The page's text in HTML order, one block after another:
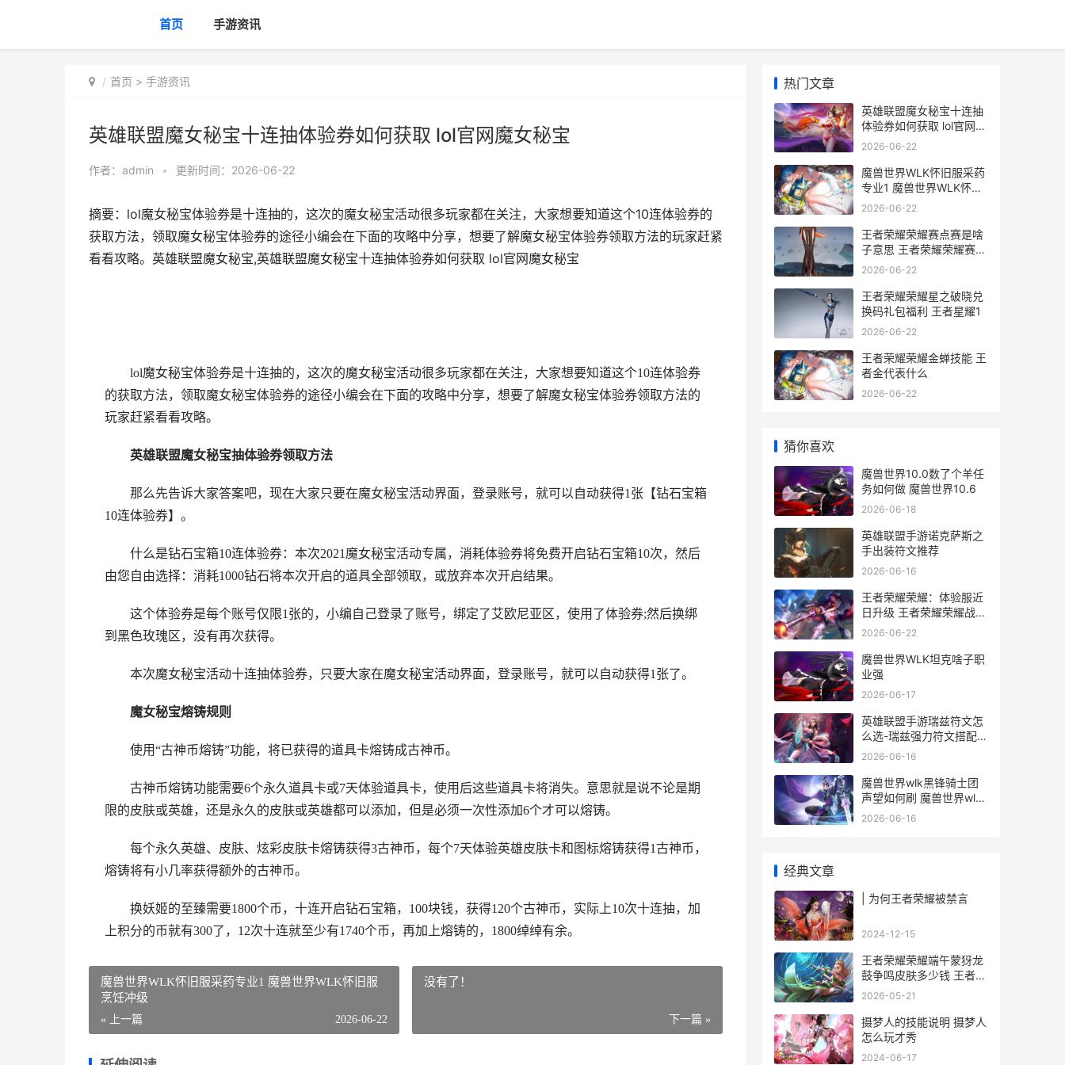
首页 手游资讯
首页 > 手游资讯
英雄联盟魔女秘宝十连抽体验券如何获取 lol官网魔女秘宝
作者： admin • 更新时间：2026-06-22
摘要：lol魔女秘宝体验券是十连抽的，这次的魔女秘宝活动很多玩家都在关注，大家想要知道这个10连体验券的
获取方法，领取魔女秘宝体验券的途径小编会在下面的攻略中分享，想要了解魔女秘宝体验券领取方法的玩家赶紧
看看攻略。英雄联盟魔女秘宝,英雄联盟魔女秘宝十连抽体验券如何获取 lol官网魔女秘宝
lol魔女秘宝体验券是十连抽的，这次的魔女秘宝活动很多玩家都在关注，大家想要知道这个10连体验券
的获取方法，领取魔女秘宝体验券的途径小编会在下面的攻略中分享，想要了解魔女秘宝体验券领取方法的
玩家赶紧看看攻略。
英雄联盟魔女秘宝抽体验券领取方法
那么先告诉大家答案吧，现在大家只要在魔女秘宝活动界面，登录账号，就可以自动获得1张【钻石宝箱
10连体验券】。
什么是钻石宝箱10连体验券：本次2021魔女秘宝活动专属，消耗体验券将免费开启钻石宝箱10次，然后
由您自由选择：消耗1000钻石将本次开启的道具全部领取，或放弃本次开启结果。
这个体验券是每个账号仅限1张的，小编自己登录了账号，绑定了艾欧尼亚区，使用了体验券;然后换绑
到黑色玫瑰区，没有再次获得。
本次魔女秘宝活动十连抽体验券，只要大家在魔女秘宝活动界面，登录账号，就可以自动获得1张了。
魔女秘宝熔铸规则
使用“古神币熔铸”功能，将已获得的道具卡熔铸成古神币。
古神币熔铸功能需要6个永久道具卡或7天体验道具卡，使用后这些道具卡将消失。意思就是说不论是期
限的皮肤或英雄，还是永久的皮肤或英雄都可以添加，但是必须一次性添加6个才可以熔铸。
每个永久英雄、皮肤、炫彩皮肤卡熔铸获得3古神币，每个7天体验英雄皮肤卡和图标熔铸获得1古神币，
熔铸将有小几率获得额外的古神币。
换妖姬的至臻需要1800个币，十连开启钻石宝箱，100块钱，获得120个古神币，实际上10次十连抽，加
上积分的币就有300了，12次十连就至少有1740个币，再加上熔铸的，1800绰绰有余。
魔兽世界WLK怀旧服采药专业1 魔兽世界WLK怀旧服
烹饪冲级
« 上一篇 2026-06-22
没有了！
下一篇 »
热门文章
英雄联盟魔女秘宝十连抽
体验券如何获取 lol官网魔
女秘宝
2026-06-22
魔兽世界WLK怀旧服采药
专业1 魔兽世界WLK怀旧
服烹饪冲级
2026-06-22
王者荣耀荣耀赛点赛是啥
子意思 王者荣耀荣耀赛区
定位在哪里
2026-06-22
王者荣耀荣耀星之破晓兑
换码礼包福利 王者星耀1
2026-06-22
王者荣耀荣耀金蝉技能 王
者金代表什么
2026-06-22
猜你喜欢
魔兽世界10.0数了个羊任
务如何做 魔兽世界10.6
2026-06-18
英雄联盟手游诺克萨斯之
手出装符文推荐
2026-06-16
王者荣耀荣耀：体验服近
日升级 王者荣耀荣耀战区
怎么修改别的地区
2026-06-22
魔兽世界WLK坦克啥子职
业强
2026-06-17
英雄联盟手游瑞兹符文怎
么选-瑞兹强力符文搭配推
荐
2026-06-16
魔兽世界wlk黑锋骑士团
声望如何刷 魔兽世界wlk
黑锋骑士团崇敬的附魔
2026-06-16
经典文章
| 为何王者荣耀被禁言
2024-12-15
王者荣耀荣耀端午蒙犽龙
鼓争鸣皮肤多少钱 王者荣
耀端游叫啥
2026-05-21
摄梦人的技能说明 摄梦人
怎么玩才秀
2024-06-17